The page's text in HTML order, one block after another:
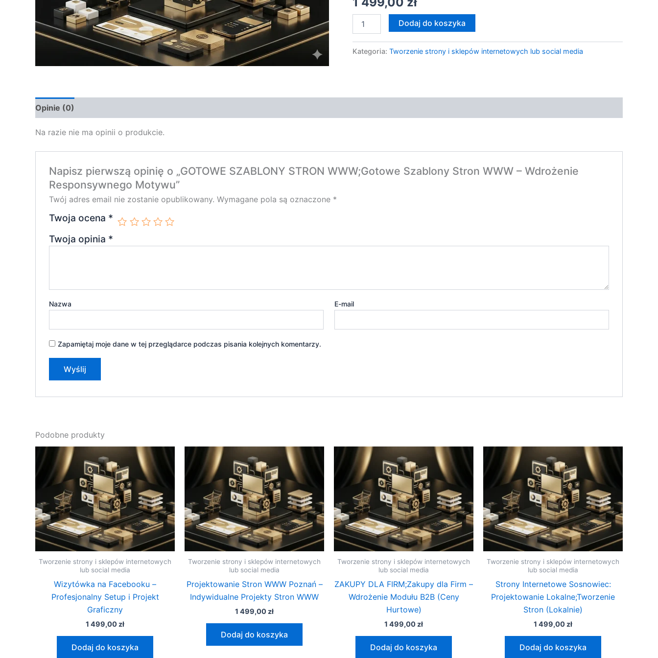
Responsywnego
Dodaj do koszyka
Kategoria: Tworzenie strony i sklepów internetowych lub social media
Opinie (0)
Na razie nie ma opinii o produkcie.
Napisz pierwszą opinię o „GOTOWE SZABLONY STRON WWW;Gotowe Szablony Stron WWW – Wdrożenie
Responsywnego Motywu”
Twój adres email nie zostanie opublikowany. Wymagane pola są oznaczone *
Twoja ocena *
Twoja opinia *
Nazwa E-mail
Zapamiętaj moje dane w tej przeglądarce podczas pisania kolejnych komentarzy.
Podobne produkty
Tworzenie strony i sklepów internetowych
lub social media
Wizytówka na Facebooku –
Profesjonalny Setup i Projekt
Graficzny
1 499,00 zł
Dodaj do koszyka
Tworzenie strony i sklepów internetowych
lub social media
Projektowanie Stron WWW Poznań –
Indywidualne Projekty Stron WWW
1 499,00 zł
Dodaj do koszyka
Tworzenie strony i sklepów internetowych
lub social media
ZAKUPY DLA FIRM;Zakupy dla Firm –
Wdrożenie Modułu B2B (Ceny
Hurtowe)
1 499,00 zł
Dodaj do koszyka
Tworzenie strony i sklepów internetowych
lub social media
Strony Internetowe Sosnowiec:
Projektowanie Lokalne;Tworzenie
Stron (Lokalnie)
1 499,00 zł
Dodaj do koszyka